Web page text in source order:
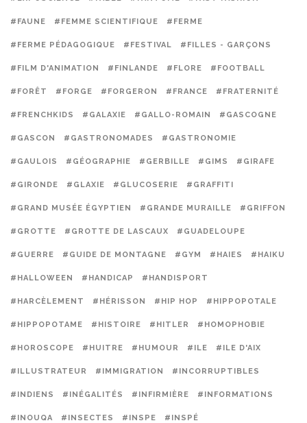
#FAUNE #FEMME SCIENTIFIQUE #FERME
#FERME PÉDAGOGIQUE #FESTIVAL #FILLES - GARÇONS
#FILM D'ANIMATION #FINLANDE #FLORE #FOOTBALL
#FORÊT #FORGE #FORGERON #FRANCE #FRATERNITÉ
#FRENCHKIDS #GALAXIE #GALLO-ROMAIN #GASCOGNE
#GASCON #GASTRONOMADES #GASTRONOMIE
#GAULOIS #GÉOGRAPHIE #GERBILLE #GIMS #GIRAFE
#GIRONDE #GLAXIE #GLUCOSERIE #GRAFFITI
#GRAND MUSÉE ÉGYPTIEN #GRANDE MURAILLE #GRIFFON
#GROTTE #GROTTE DE LASCAUX #GUADELOUPE
#GUERRE #GUIDE DE MONTAGNE #GYM #HAIES #HAIKU
#HALLOWEEN #HANDICAP #HANDISPORT
#HARCÈLEMENT #HÉRISSON #HIP HOP #HIPPOPOTALE
#HIPPOPOTAME #HISTOIRE #HITLER #HOMOPHOBIE
#HOROSCOPE #HUITRE #HUMOUR #ILE #ILE D'AIX
#ILLUSTRATEUR #IMMIGRATION #INCORRUPTIBLES
#INDIENS #INÉGALITÉS #INFIRMIÈRE #INFORMATIONS
#INOUQA #INSECTES #INSPE #INSPÉ